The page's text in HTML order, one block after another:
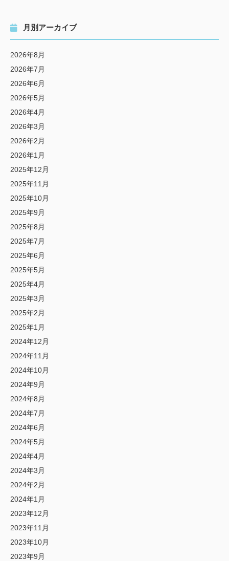
月別アーカイブ
2026年8月
2026年7月
2026年6月
2026年5月
2026年4月
2026年3月
2026年2月
2026年1月
2025年12月
2025年11月
2025年10月
2025年9月
2025年8月
2025年7月
2025年6月
2025年5月
2025年4月
2025年3月
2025年2月
2025年1月
2024年12月
2024年11月
2024年10月
2024年9月
2024年8月
2024年7月
2024年6月
2024年5月
2024年4月
2024年3月
2024年2月
2024年1月
2023年12月
2023年11月
2023年10月
2023年9月